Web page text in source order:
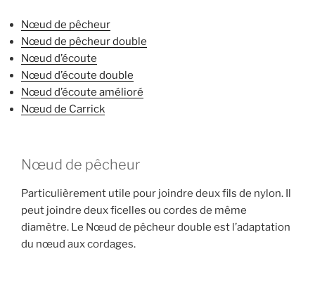
Nœud de pêcheur
Nœud de pêcheur double
Nœud d’écoute
Nœud d’écoute double
Nœud d’écoute amélioré
Nœud de Carrick
Nœud de pêcheur
Particulièrement utile pour joindre deux fils de nylon. Il
peut joindre deux ficelles ou cordes de même
diamètre. Le Nœud de pêcheur double est l’adaptation
du nœud aux cordages.